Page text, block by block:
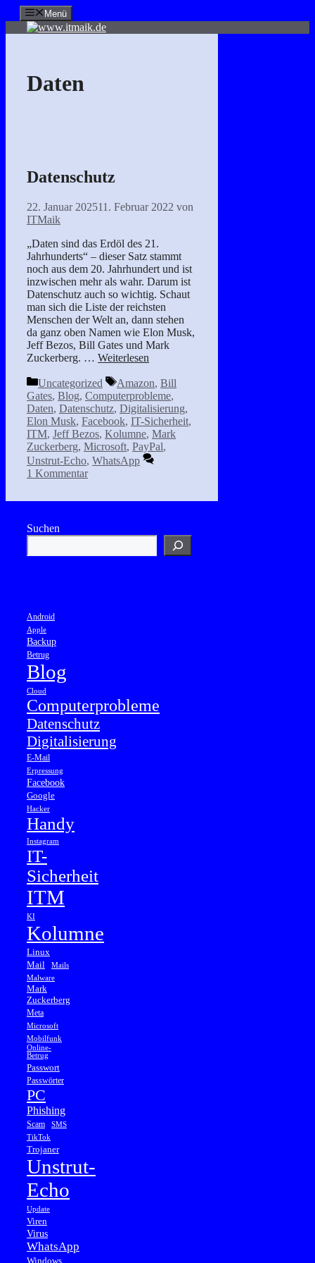
Zum
Inhalt
springen
Menü
Daten
Datenschutz
22. Januar 202511. Februar 2022 von
ITMaik
„Daten sind das Erdöl des 21.
Jahrhunderts“ – dieser Satz stammt
noch aus dem 20. Jahrhundert und ist
inzwischen mehr als wahr. Darum ist
Datenschutz auch so wichtig. Schaut
man sich die Liste der reichsten
Menschen der Welt an, dann stehen
da ganz oben Namen wie Elon Musk,
Jeff Bezos, Bill Gates und Mark
Zuckerberg. … Weiterlesen
Kategorien
Uncategorized Schlagwörter
Amazon, Bill
Gates, Blog, Computerprobleme,
Daten, Datenschutz, Digitalisierung,
Elon Musk, Facebook, IT-Sicherheit,
ITM, Jeff Bezos, Kolumne, Mark
Zuckerberg, Microsoft, PayPal,
Unstrut-Echo, WhatsApp
1 Kommentar
Suchen
Android
Apple
Backup
Betrug
Blog
Cloud
Computerprobleme
Datenschutz
Digitalisierung
E-Mail
Erpressung
Facebook
Google
Hacker
Handy
Instagram
IT-
Sicherheit
ITM
KI
Kolumne
Linux
Mail
Mails
Malware
Mark
Zuckerberg
Meta
Microsoft
Mobilfunk
Online-
Betrug
Passwort
Passwörter
PC
Phishing
Scam
SMS
TikTok
Trojaner
Unstrut-
Echo
Update
Viren
Virus
WhatsApp
Windows